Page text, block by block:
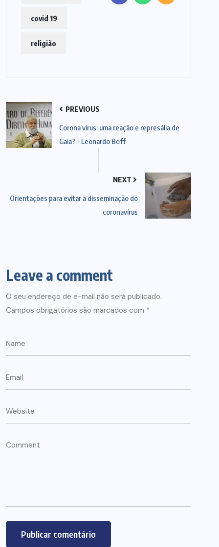
covid 19
religião
PREVIOUS
Corona vírus: uma reação e represália de
Gaia? – Leonardo Boff
NEXT
Orientações para evitar a disseminação do
coronavírus
Leave a comment
O seu endereço de e-mail não será publicado.
Campos obrigatórios são marcados com *